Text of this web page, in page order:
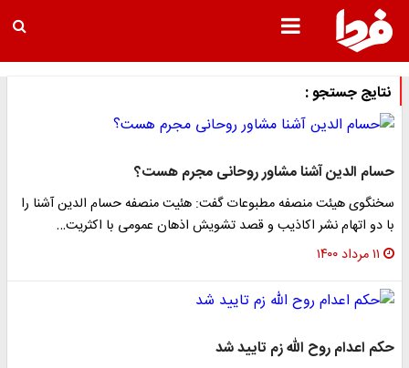
نتایج جستجو :
حسام الدین آشنا مشاور روحانی مجرم هست؟
سخنگوی هیئت منصفه مطبوعات گفت: هئیت منصفه حسام الدین آشنا را
با دو اتهام نشر اکاذیب و قصد تشویش اذهان عمومی با اکثریت…
۱۱ مرداد ۱۴۰۰
حکم اعدام روح الله زم تایید شد